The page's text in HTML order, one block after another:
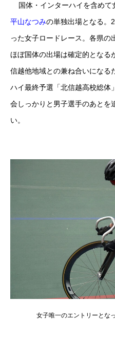
国体・インターハイを含め
平山なつみの単独出場となる。
った女子ロードレース。各県
ほぼ国体の出場は確定的となる
信越他地域との兼ね合いになる
ハイ最終予選「北信越高校総体
会しっかりと男子選手のあとを
い。
女子唯一のエントリーとな